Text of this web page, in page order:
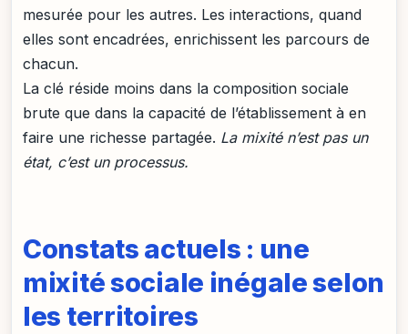
mesurée pour les autres. Les interactions, quand
elles sont encadrées, enrichissent les parcours de
chacun.
La clé réside moins dans la composition sociale
brute que dans la capacité de l’établissement à en
faire une richesse partagée. La mixité n’est pas un
état, c’est un processus.
Constats actuels : une
mixité sociale inégale selon
les territoires